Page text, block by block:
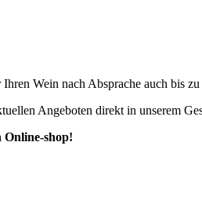
Wein nach Absprache auch bis
Angeboten direkt in unserem
Online-shop!